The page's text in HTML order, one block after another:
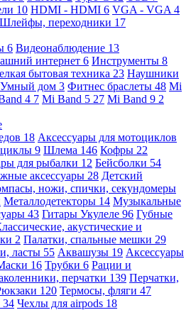
10 HDMI - HDMI 6 VGA - VGA 4
Шлейфы, переходники 17
6 Видеонаблюдение 13
интернет 6 Инструменты 8
бытовая техника 23 Наушники
Умный дом 3 Фитнес браслеты 48 Mi
4 7 Mi Band 5 27 Mi Band 9 2
18 Аксессуары для мотоциклов
9 Шлема 146 Кофры 22
для рыбалки 12 Бейсболки 54
аксессуары 28 Детский
ножи, спички, секундомеры
Металлодетекторы 14 Музыкальные
43 Гитары Укулеле 96 Губные
акустические и
2 Палатки, спальные мешки 29
ласты 55 Аквашузы 19 Аксессуары
16 Трубки 6 Рации и
перчатки 139 Перчатки,
120 Термосы, фляги 47
34 Чехлы для airpods 18